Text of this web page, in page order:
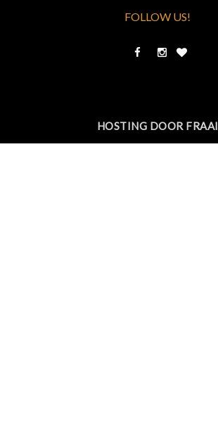
FOLLOW US!
HOSTING DOOR FRAAI